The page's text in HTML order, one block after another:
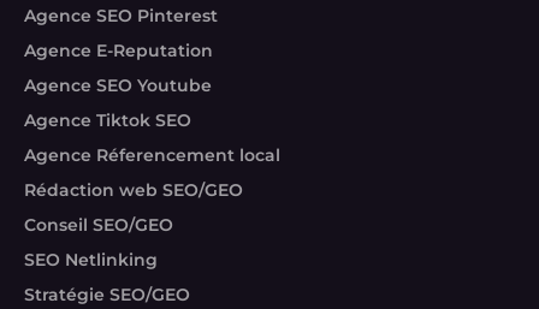
Agence SEO Pinterest
Agence E-Reputation
Agence SEO Youtube
Agence Tiktok SEO
Agence Réferencement local
Rédaction web SEO/GEO
Conseil SEO/GEO
SEO Netlinking
Stratégie SEO/GEO